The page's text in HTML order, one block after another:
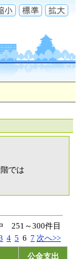
では
251～300件目
4 5 6 7 次へ>>
公金支出